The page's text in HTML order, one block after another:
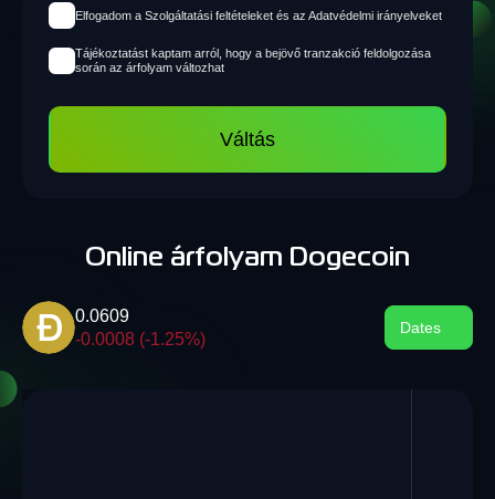
Elfogadom a Szolgáltatási feltételeket és az Adatvédelmi irányelveket
Tájékoztatást kaptam arról, hogy a bejövő tranzakció feldolgozása
során az árfolyam változhat
Váltás
Online árfolyam Dogecoin
0.0609
-0.0008 (-1.25%)
Dates